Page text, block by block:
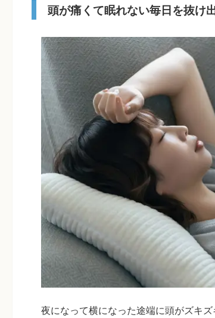
頭が痛くて眠れない毎日を抜け
夜になって横になった途端に頭がズキ